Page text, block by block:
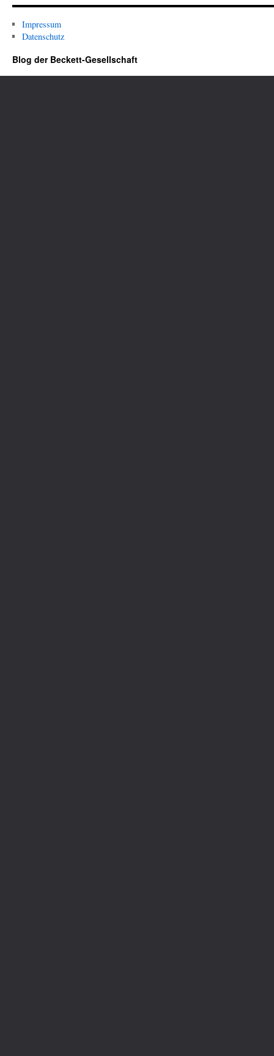
Impressum
Datenschutz
Blog der Beckett-Gesellschaft